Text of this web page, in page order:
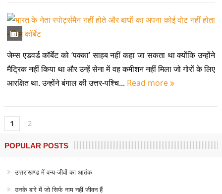
जेम्स एडवर्ड कॉर्बेट को ‘पक्का’ साहब नहीं कहा जा सकता था क्योंकि उन्होंने
मैट्रिक नहीं किया था और उन्हें सेना में वह कमीशन नहीं मिला जो गोरों के लिए
आरक्षित था. उन्होंने बंगाल की उत्तर-पश्चि... Read more
1 2
POPULAR POSTS
उत्तराखण्ड में वन्य-जीवों का आतंक
उनके बारे में जो सिर्फ नाम नहीं जीवन हैं